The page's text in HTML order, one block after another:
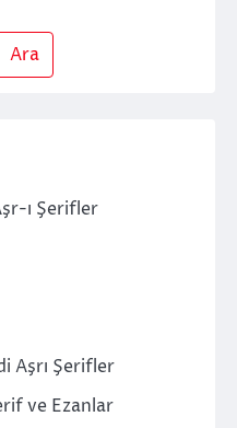
Ara
ı Şerifler
Aşrı Şerifler
ve Ezanlar